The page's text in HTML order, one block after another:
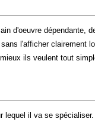
d'oeuvre dépendante,
l'afficher clairement
ils veulent tout
il va se